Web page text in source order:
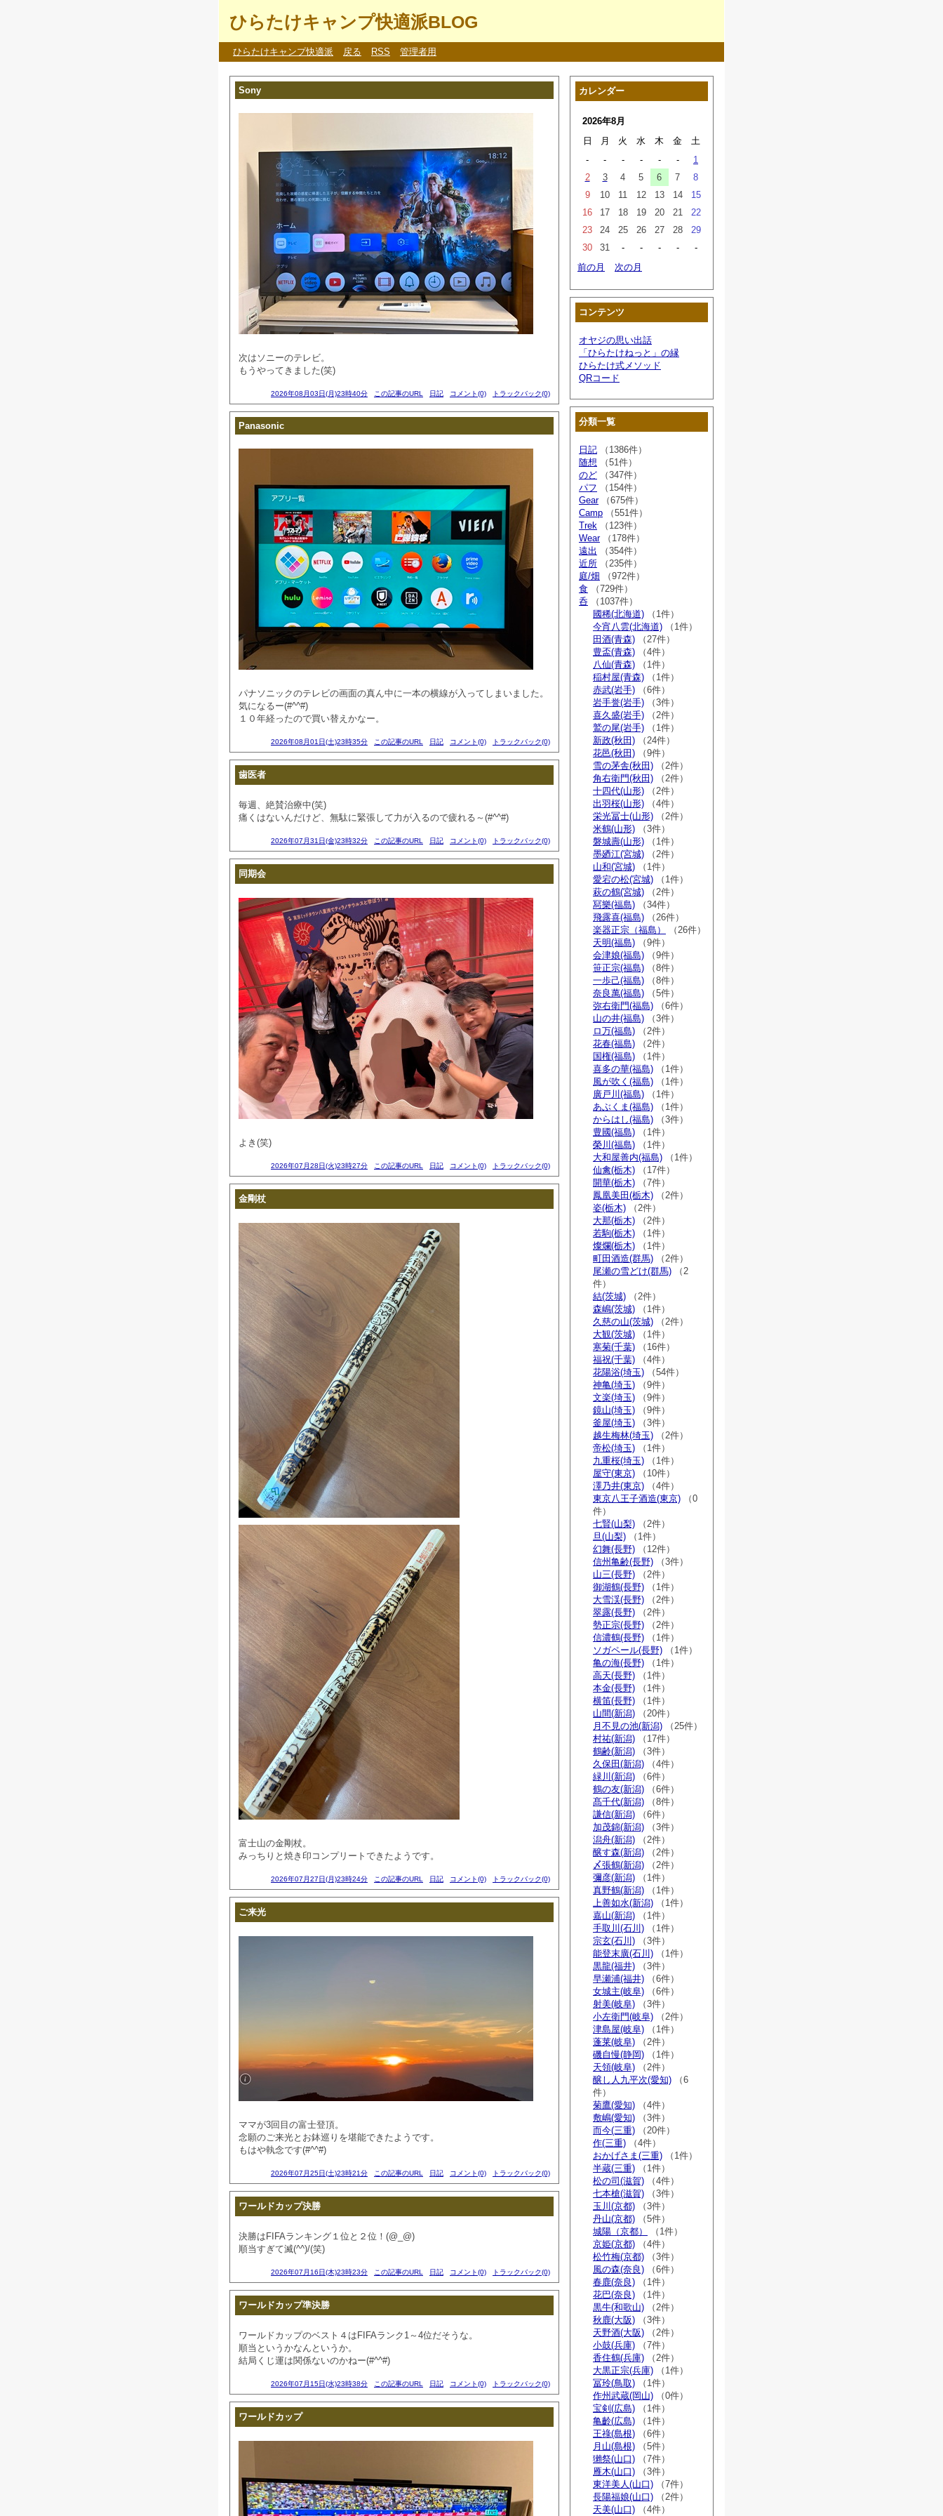
ひらたけキャンプ快適派BLOG
ひらたけキャンプ快適派 戻る RSS 管理者用
Sony
次はソニーのテレビ。
もうやってきました(笑)
2026年08月03日(月)23時40分 この記事のURL 日記 コメント(0) トラックバック(0)
Panasonic
パナソニックのテレビの画面の真ん中に一本の横線が入ってしまいました。
気になるー(#^^#)
１０年経ったので買い替えかなー。
2026年08月01日(土)23時35分 この記事のURL 日記 コメント(0) トラックバック(0)
歯医者
毎週、絶賛治療中(笑)
痛くはないんだけど、無駄に緊張して力が入るので疲れる～(#^^#)
2026年07月31日(金)23時32分 この記事のURL 日記 コメント(0) トラックバック(0)
同期会
よき(笑)
2026年07月28日(火)23時27分 この記事のURL 日記 コメント(0) トラックバック(0)
金剛杖
富士山の金剛杖。
みっちりと焼き印コンプリートできたようです。
2026年07月27日(月)23時24分 この記事のURL 日記 コメント(0) トラックバック(0)
ご来光
ママが3回目の富士登頂。
念願のご来光とお鉢巡りを堪能できたようです。
もはや執念です(#^^#)
2026年07月25日(土)23時21分 この記事のURL 日記 コメント(0) トラックバック(0)
ワールドカップ決勝
決勝はFIFAランキング１位と２位！(@_@)
順当すぎて滅(^^)/(笑)
2026年07月16日(木)23時23分 この記事のURL 日記 コメント(0) トラックバック(0)
ワールドカップ準決勝
ワールドカップのベスト４はFIFAランク1～4位だそうな。
順当というかなんというか。
結局くじ運は関係ないのかねー(#^^#)
2026年07月15日(水)23時38分 この記事のURL 日記 コメント(0) トラックバック(0)
ワールドカップ
カレンダー
2026年8月
日
月 火 水 木 金
土
-
- - - - -
1
2
3 4 5 6 7
8
9
10 11 12 13 14
15
16
17 18 19 20 21
22
23
24 25 26 27 28
29
30
31 - - - -
-
前の月
次の月
コンテンツ
オヤジの思い出話
「ひらたけねっと」の縁
ひらたけ式メソッド
QRコード
分類一覧
日記 （1386件）
随想 （51件）
のど （347件）
パフ （154件）
Gear（675件）
Camp （551件）
Trek （123件）
Wear（178件）
遠出
（354件）
近所 （235件）
庭/畑 （972件）
食 （729件）
呑 （1037件）
國稀(北海道) （1件）
今宵八雲(北海道) （1件）
田酒(青森) （27件）
豊盃(青森) （4件）
八仙(青森) （1件）
稲村屋(青森) （1件）
赤武(岩手) （6件）
岩手誉(岩手) （3件）
喜久盛(岩手) （2件）
鷲の尾(岩手) （1件）
新政(秋田) （24件）
花邑(秋田) （9件）
雪の茅舎(秋田) （2件）
角右衛門(秋田) （2件）
十四代(山形) （2件）
出羽桜(山形) （4件）
栄光冨士(山形) （2件）
米鶴(山形) （3件）
磐城壽(山形) （1件）
墨廼江(宮城) （2件）
山和(宮城) （1件）
愛宕の松(宮城) （1件）
萩の鶴(宮城) （2件）
冩樂(福島) （34件）
飛露喜(福島) （26件）
楽器正宗（福島）
（26件）
天明(福島) （9件）
会津娘(福島) （9件）
笹正宗(福島) （8件）
一歩己(福島) （8件）
奈良萬(福島) （5件）
弥右衛門(福島) （6件）
山の井(福島) （3件）
ロ万(福島) （2件）
花春(福島) （2件）
国権(福島) （1件）
喜多の華(福島) （1件）
風が吹く(福島) （1件）
廣戸川(福島) （1件）
あぶくま(福島) （1件）
からはし(福島) （3件）
豊國(福島) （1件）
榮川(福島) （1件）
大和屋善内(福島) （1件）
仙禽(栃木) （17件）
開華(栃木) （7件）
鳳凰美田(栃木) （2件）
姿(栃木) （2件）
大那(栃木) （2件）
若駒(栃木) （1件）
燦爛(栃木) （1件）
町田酒造(群馬) （2件）
尾瀬の雪どけ(群馬) （2
件）
結(茨城) （2件）
森嶋(茨城) （1件）
久慈の山(茨城) （2件）
大観(茨城) （1件）
寒菊(千葉) （16件）
福祝(千葉) （4件）
花陽浴(埼玉) （54件）
神亀(埼玉) （9件）
文楽(埼玉) （9件）
鏡山(埼玉) （9件）
釜屋(埼玉) （3件）
越生梅林(埼玉) （2件）
帝松(埼玉) （1件）
九重桜(埼玉) （1件）
屋守(東京) （10件）
澤乃井(東京) （4件）
東京八王子酒造(東京) （0
件）
七賢(山梨) （2件）
旦(山梨) （1件）
幻舞(長野) （12件）
信州亀齢(長野) （3件）
山三(長野) （2件）
御湖鶴(長野) （1件）
大雪渓(長野) （2件）
翠露(長野) （2件）
勢正宗(長野) （2件）
信濃鶴(長野) （1件）
ソガペール(長野) （1件）
亀の海(長野) （1件）
高天(長野) （1件）
本金(長野) （1件）
横笛(長野) （1件）
山間(新潟) （20件）
月不見の池(新潟) （25件）
村祐(新潟) （17件）
鶴齢(新潟) （3件）
久保田(新潟) （4件）
緑川(新潟) （6件）
鶴の友(新潟) （6件）
髙千代(新潟) （8件）
謙信(新潟) （6件）
加茂錦(新潟) （3件）
潟舟(新潟) （2件）
醸す森(新潟) （2件）
〆張鶴(新潟) （2件）
彌彦(新潟) （1件）
真野鶴(新潟) （1件）
上善如水(新潟) （1件）
嘉山(新潟) （1件）
手取川(石川) （1件）
宗玄(石川) （3件）
能登末廣(石川) （1件）
黒龍(福井) （3件）
早瀬浦(福井) （6件）
女城主(岐阜) （6件）
射美(岐阜) （3件）
小左衛門(岐阜) （2件）
津島屋(岐阜) （1件）
蓬莱(岐阜) （2件）
磯自慢(静岡) （1件）
天領(岐阜) （2件）
醸し人九平次(愛知) （6
件）
菊鷹(愛知) （4件）
敷嶋(愛知) （3件）
而今(三重) （20件）
作(三重) （4件）
おかげさま(三重) （1件）
半蔵(三重) （1件）
松の司(滋賀) （4件）
七本槍(滋賀) （3件）
玉川(京都) （3件）
丹山(京都) （5件）
城陽（京都）
（1件）
京姫(京都) （4件）
松竹梅(京都) （3件）
風の森(奈良) （6件）
春鹿(奈良) （1件）
花巴(奈良) （1件）
黒牛(和歌山) （2件）
秋鹿(大阪) （3件）
天野酒(大阪) （2件）
小鼓(兵庫) （7件）
香住鶴(兵庫) （2件）
大黒正宗(兵庫) （1件）
冨玲(鳥取) （1件）
作州武蔵(岡山) （0件）
宝剣(広島) （1件）
亀齡(広島) （1件）
王祿(島根) （6件）
月山(島根) （5件）
獺祭(山口) （7件）
雁木(山口) （3件）
東洋美人(山口) （7件）
長陽福娘(山口) （2件）
天美(山口) （4件）